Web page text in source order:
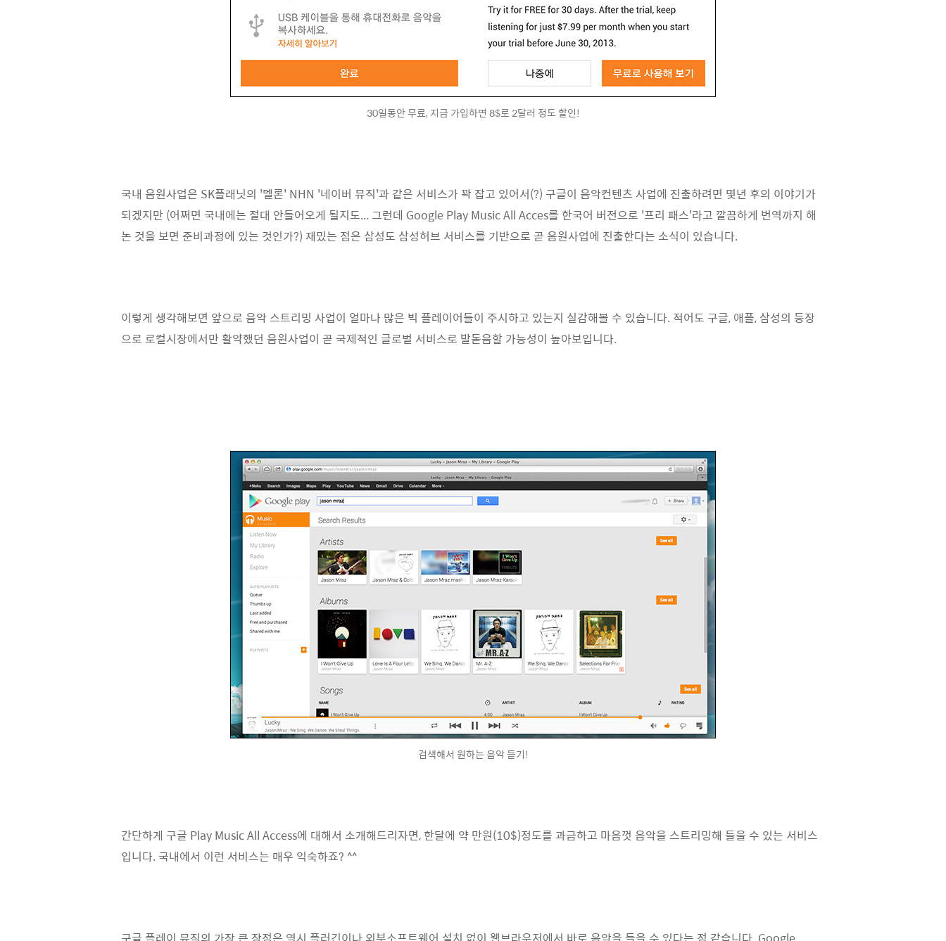
30일동안 무료, 지금 가입하면 8$로 2달러 정도 할인!
국내 음원사업은 SK플래닛의 '멜론' NHN '네이버 뮤직'과 같은 서비스가 꽉 잡고 있어서(?) 구글이 음악컨텐츠 사업에 진출하려면 몇년 후의 이야기가
되겠지만 (어쩌면 국내에는 절대 안들어오게 될지도... 그런데 Google Play Music All Acces를 한국어 버전으로 '프리 패스'라고 깔끔하게 번역까지 해
논 것을 보면 준비과정에 있는 것인가?) 재밌는 점은 삼성도 삼성허브 서비스를 기반으로 곧 음원사업에 진출한다는 소식이 있습니다.
이렇게 생각해보면 앞으로 음악 스트리밍 사업이 얼마나 많은 빅 플레이어들이 주시하고 있는지 실감해볼 수 있습니다. 적어도 구글, 애플, 삼성의 등장
으로 로컬시장에서만 활약했던 음원사업이 곧 국제적인 글로벌 서비스로 발돋음할 가능성이 높아보입니다.
검색해서 원하는 음악 듣기!
간단하게 구글 Play Music All Access에 대해서 소개해드리자면, 한달에 약 만원(10$)정도를 과금하고 마음껏 음악을 스트리밍해 들을 수 있는 서비스
입니다. 국내에서 이런 서비스는 매우 익숙하죠? ^^